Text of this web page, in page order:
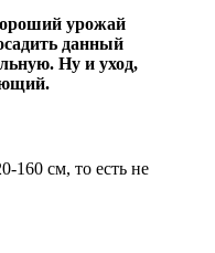
урожай
данный
Ну и уход,
160 см, то есть не